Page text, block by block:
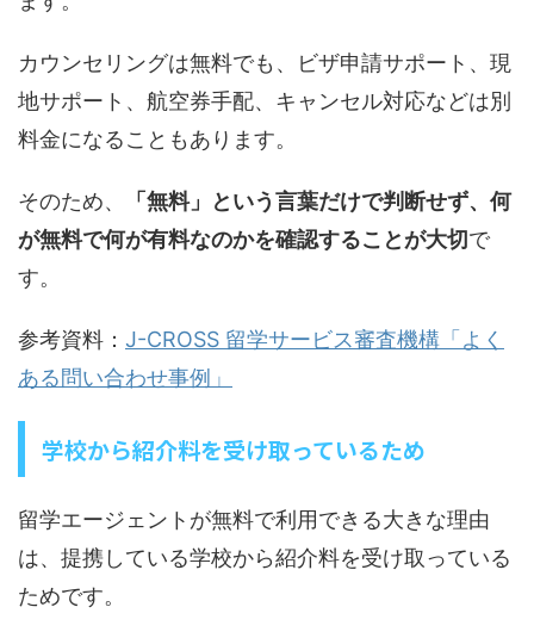
カウンセリングは無料でも、ビザ申請サポート、現
地サポート、航空券手配、キャンセル対応などは別
料金になることもあります。
そのため、
「無料」という言葉だけで判断せず、何
が無料で何が有料なのかを確認することが大切で
す。
参考資料： J-CROSS 留学サービス審査機構「よく
ある問い合わせ事例」
学校から紹介料を受け取っているため
留学エージェントが無料で利用できる大きな理由
は、提携している学校から紹介料を受け取っている
ためです。